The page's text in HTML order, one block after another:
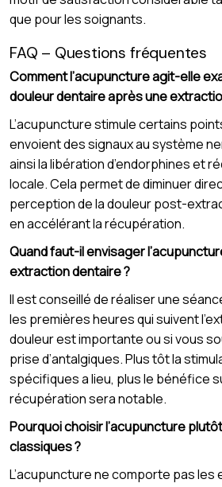
que pour les soignants.
FAQ – Questions fréquentes
Comment l’acupuncture agit-elle
douleur dentaire après une
L’acupuncture stimule certains
envoient des signaux au système
ainsi la libération d’endorphines et
locale. Cela permet de diminuer
perception de la douleur post-
en accélérant la récupération.
Quand faut-il envisager
extraction dentaire ?
Il est conseillé de réaliser une
les premières heures qui suivent
douleur est importante ou si vous
prise d’antalgiques. Plus tôt la
spécifiques a lieu, plus le bénéfice
récupération sera notable.
Pourquoi choisir l’acupuncture
classiques ?
L’acupuncture ne comporte pas